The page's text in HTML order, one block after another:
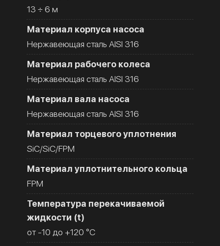
13 ÷ 6 м
Материал корпуса насоса
Нержавеющая сталь AISI 316
Материал рабочего колеса
Нержавеющая сталь AISI 316
Материал вала насоса
Нержавеющая сталь AISI 316
Материал торцевого уплотнения
SiC/SiC/FPM
Материал уплотнительного кольца
FPM
Температура перекачиваемой
жидкости (t)
от -10 до +120 °C